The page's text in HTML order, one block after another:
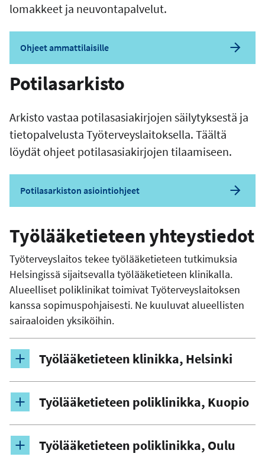
lomakkeet ja neuvontapalvelut.
Ohjeet ammattilaisille
Potilasarkisto
Arkisto vastaa potilasasiakirjojen säilytyksestä ja
tietopalvelusta Työterveyslaitoksella. Täältä
löydät ohjeet potilasasiakirjojen tilaamiseen.
Potilasarkiston asiointiohjeet
Työlääketieteen yhteystiedot
Työterveyslaitos tekee työlääketieteen tutkimuksia
Helsingissä sijaitsevalla työlääketieteen klinikalla.
Alueelliset poliklinikat toimivat Työterveyslaitoksen
kanssa sopimuspohjaisesti. Ne kuuluvat alueellisten
sairaaloiden yksiköihin.
Työlääketieteen klinikka, Helsinki
Työlääketieteen poliklinikka, Kuopio
Työlääketieteen poliklinikka, Oulu